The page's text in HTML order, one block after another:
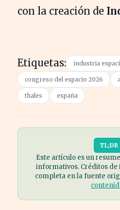
con la creación de
Etiquetas: industria
congreso del espacio 2026
thales españa
TL;DR
Este artículo es un
informativos. Créditos de
completa en la fuente